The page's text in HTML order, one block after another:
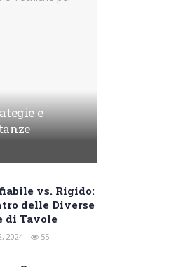
e
vs. Rigido:
delle Diverse
di Tavole
2024 55